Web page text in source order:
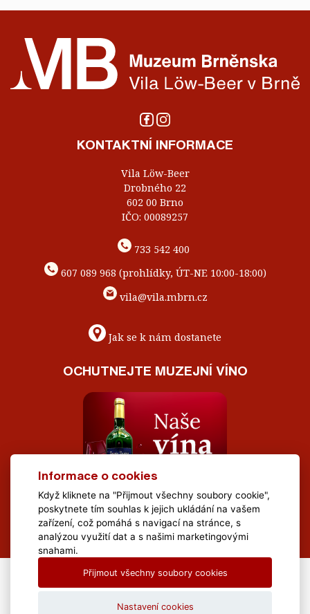
KONTAKTNÍ INFORMACE
Vila Löw-Beer
Drobného 22
602 00 Brno
IČO: 00089257
733 542 400
607 089 968 (prohlídky, ÚT-NE 10:00-18:00)
vila@vila.mbrn.cz
Jak se k nám dostanete
OCHUTNEJTE MUZEJNÍ VÍNO
All Rights Reserved Muzeum Brněnska © 2020, Webdesign by
Informace o cookies
Když kliknete na "Přijmout všechny soubory cookie",
poskytnete tím souhlas k jejich ukládání na vašem
zařízení, což pomáhá s navigací na stránce, s
analýzou využití dat a s našimi marketingovými
snahami.
Přijmout všechny soubory cookies
Nastavení cookies